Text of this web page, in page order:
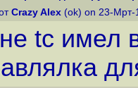
Crazy Alex (ok) on 23-Мрт-
tc имел